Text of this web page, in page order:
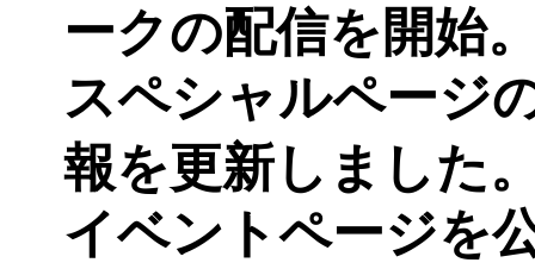
ークの配信を開始
スペシャルページ
報を更新しました
イベントページを